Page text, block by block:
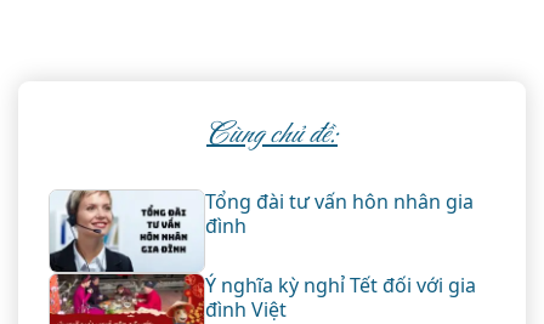
Cùng chủ đề:
Tổng đài tư vấn hôn nhân gia
đình
Ý nghĩa kỳ nghỉ Tết đối với gia
đình Việt